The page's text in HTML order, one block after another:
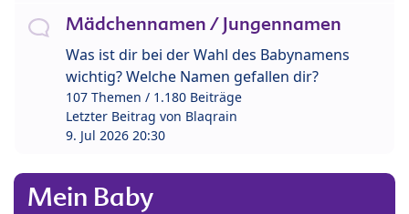
Mädchennamen / Jungennamen
Was ist dir bei der Wahl des Babynamens
wichtig? Welche Namen gefallen dir?
107 Themen / 1.180 Beiträge
Letzter Beitrag von Blaqrain
9. Jul 2026 20:30
Mein Baby